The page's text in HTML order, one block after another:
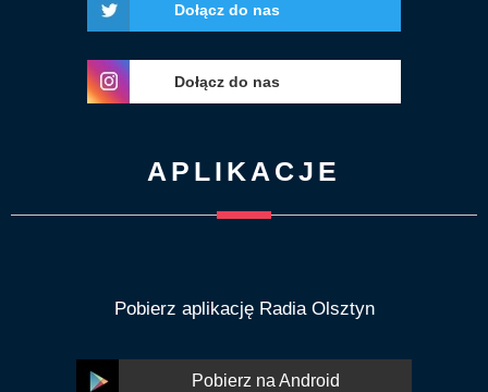
Dołącz do nas
Dołącz do nas
APLIKACJE
Pobierz aplikację Radia Olsztyn
Pobierz na Android